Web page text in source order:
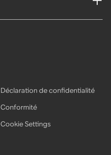
Déclaration de confidentialité
Conformité
Cookie Settings